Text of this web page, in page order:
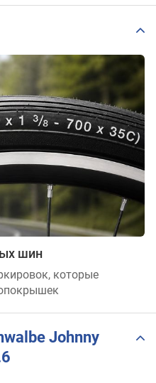
шин
которые
Johnny